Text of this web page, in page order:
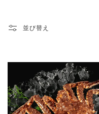
並び替え